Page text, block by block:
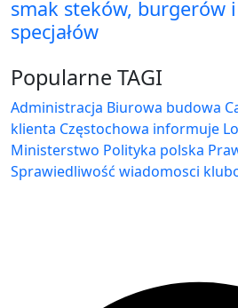
smak steków, burgerów
specjałów
Popularne TAGI
Administracja Biurowa budowa
klienta Częstochowa informuje
Ministerstwo Polityka polska
Sprawiedliwość wiadomosci